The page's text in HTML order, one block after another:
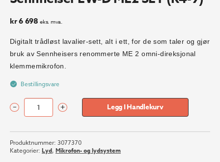
kr6 698 eks. mva.
Digitalt trådløst lavalier-sett, alt i ett, for de som taler og gjør
bruk av Sennheisers renommerte ME 2 omni-direksjonal
klemmemikrofon.
Bestillingsvare
Sennheiser
D
ME2
SET
– + Legg I Handlekurv
Produktnummer: 3077370
Kategorier: Lyd, Mikrofon- og lydsystem